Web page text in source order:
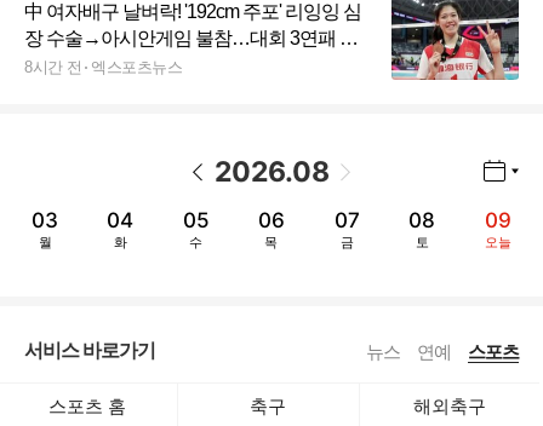
中 여자배구 날벼락! '192cm 주포' 리잉잉 심
장 수술→아시안게임 불참…대회 3연패 도
전 '노란불'
8시간 전 엑스포츠뉴스
2026.08
03
월
04
화
05
수
06
목
07
금
08
토
09
오늘
서비스 바로가기 뉴스 연예 스포츠
스포츠 홈 축구 해외축구